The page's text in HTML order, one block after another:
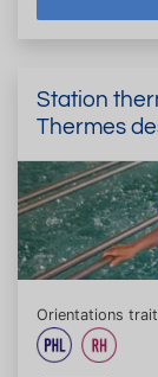
Station
Thermes
Orientations